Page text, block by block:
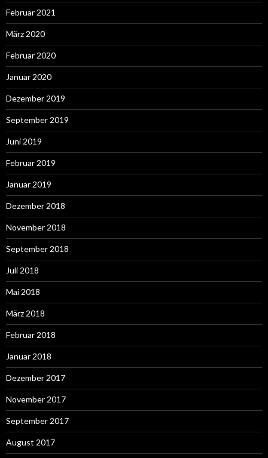
Februar 2021
März 2020
Februar 2020
Januar 2020
Dezember 2019
September 2019
Juni 2019
Februar 2019
Januar 2019
Dezember 2018
November 2018
September 2018
Juli 2018
Mai 2018
März 2018
Februar 2018
Januar 2018
Dezember 2017
November 2017
September 2017
August 2017